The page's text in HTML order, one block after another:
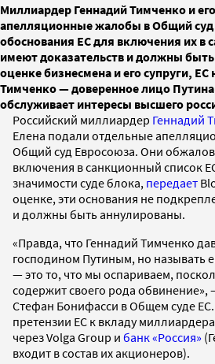
Миллиардер Геннадий Тимченко и
апелляционные жалобы в Общий
обоснования ЕС для включения их в
имеют доказательств и должны
оценке бизнесмена и его супруги, ЕС
Тимченко — доверенное лицо
обслуживает интересы высшего
Российский миллиардер Геннадий
Елена подали отдельные
Общий суд Евросоюза. Они
включения в санкционный список
значимости суде блока, передает
оценке, эти основания не
и должны быть аннулированы.
«Правда, что Геннадий Тимченко
господином Путиным, но называть
— это то, что мы оспариваем,
содержит своего рода обвинение»,
Стефан Бонифасси в Общем суде
претензии ЕС к вкладу
через Volga Group и банк «Россия»
входит в состав их акционеров).